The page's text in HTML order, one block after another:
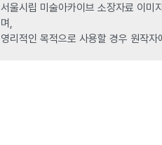
서울시립 미술아카이브 소장자료 이미
며,
영리적인 목적으로 사용할 경우 원작